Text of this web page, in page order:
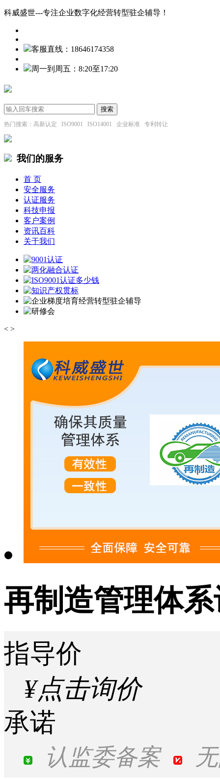
科威盛世---专注企业数字化经营转型驻企辅导！
客服直线：18646174358
周一到周五：8:20至17:20
热门搜索：高新认定 ISO9001 ISO14001 企业标准 专利转让
我们的服务
首 页
安全服务
认证服务
科技申报
客户案例
资讯百科
关于我们
< >
再制造管理体
指导价
¥点击询价
承诺
认监委备案